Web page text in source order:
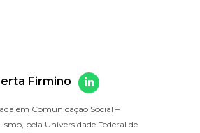
Firmino
em Comunicação Social –
pela Universidade Federal de